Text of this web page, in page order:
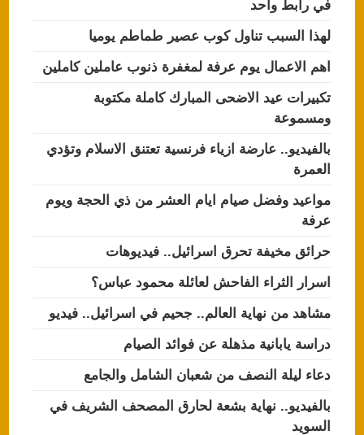
في رابط واحد
لهذا السبب تناول كوب عصير طماطم يوميا
اهم الاعمال يوم عرفة لمغفرة ذنوب عاملين كاملين
تكبيرات عيد الاضحى المبارك كاملة مكتوبة
ومسموعة
بالفيديو.. عارضة ازياء فرنسية تعتنق الاسلام وتؤدي
العمرة
مواعيد وفضل صيام ايام العشر من ذي الحجة ويوم
عرفة
حرائق مخيفة تحرق اسرائيل.. فيديوهات
اسرار الثراء الفاحش لعائلة محمود عباس؟
مشاهد من نهاية العالم.. جحيم في اسرائيل.. فيديو
دراسة يابانية مذهلة عن فوائد الصيام
دعاء ليلة النصف من شعبان الشامل والجامع
بالفيديو.. نهاية بشعة لحارق المصحف الشريف في
السويد